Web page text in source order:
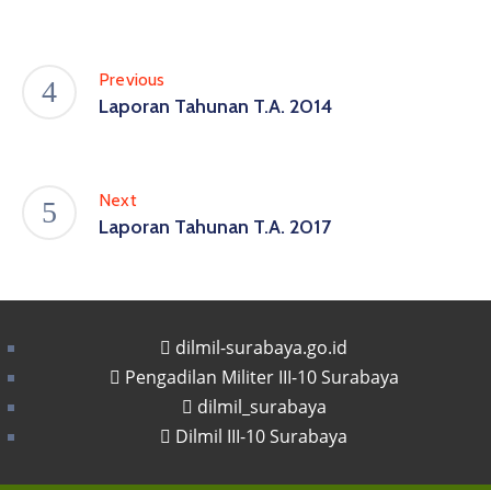
Previous
Laporan Tahunan T.A. 2014
Next
Laporan Tahunan T.A. 2017
dilmil-surabaya.go.id
Pengadilan Militer III-10 Surabaya
dilmil_surabaya
Dilmil III-10 Surabaya